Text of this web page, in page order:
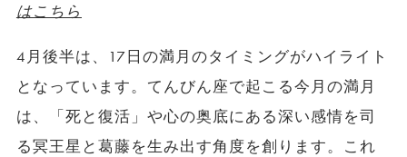
はこちら
4月後半は、17日の満月のタイミングがハイライト
となっています。てんびん座で起こる今月の満月
は、「死と復活」や心の奥底にある深い感情を司
る冥王星と葛藤を生み出す角度を創ります。これ